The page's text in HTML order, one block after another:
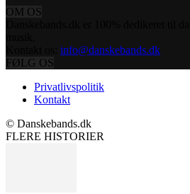
OM OS
info@danskebands.dk
FØLG OS
Privatlivspolitik
Kontakt
© Danskebands.dk
FLERE HISTORIER